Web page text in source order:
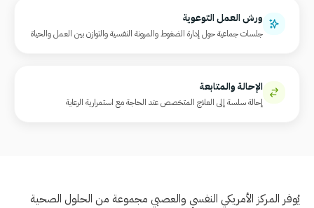
ورش العمل التوعوية
جلسات جماعية حول إدارة الضغوط والمرونة النفسية والتوازن بين العمل والحياة
الإحالة والمتابعة
إحالة سلسة إلى العلاج المتخصص عند الحاجة مع استمرارية الرعاية
يُوفر المركز الأمريكي النفسي والعصبي مجموعة من الحلول الصحية